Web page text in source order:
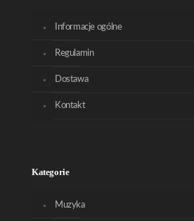
Informacje ogólne
Regulamin
Dostawa
Kontakt
Kategorie
Muzyka